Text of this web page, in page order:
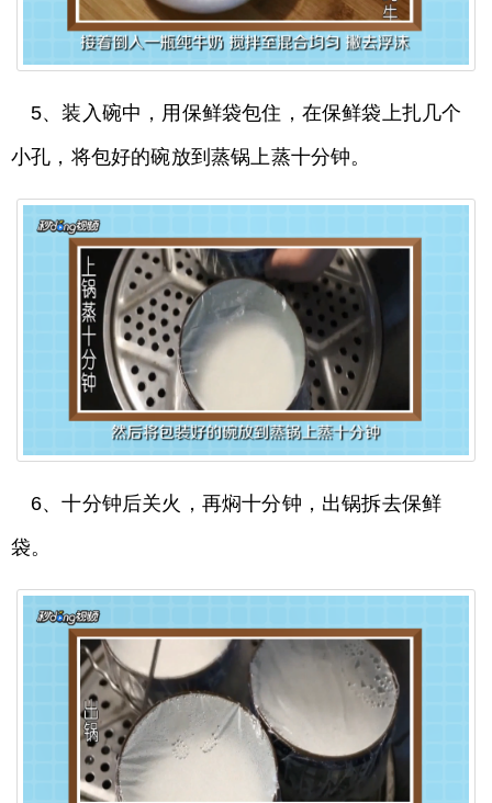
5、装入碗中，用保鲜袋包住，在保鲜袋上扎几个
小孔，将包好的碗放到蒸锅上蒸十分钟。
6、十分钟后关火，再焖十分钟，出锅拆去保鲜
袋。